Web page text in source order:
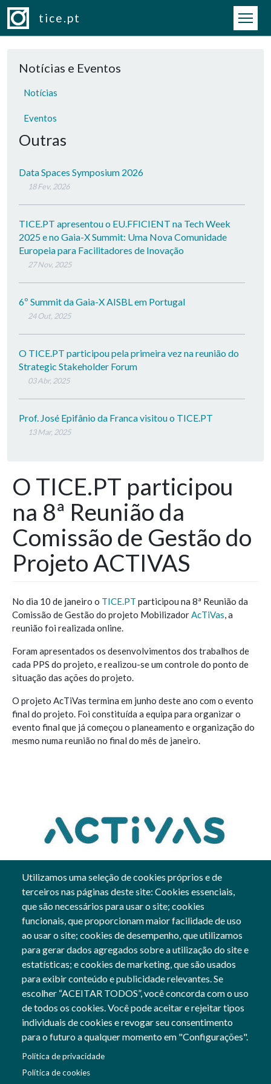
Passar para o conteúdo principal
tice.pt
Notícias e Eventos
Notícias
Eventos
Outras
Data Spaces Symposium 2026
18 Fev, 2026
TICE.PT apresentou o EU.FFICIENT na Tech Week
2025 e no Gaia-X Summit: Uma Nova Comunidade
Europeia para Facilitadores de Inovação
27 Nov, 2025
6º Summit da Gaia-X AISBL em Portugal
24 Out, 2025
O TICE.PT participou pela primeira vez na reunião do
Strategic Stakeholder Forum
03 Abr, 2025
Prof. José Epifânio da Franca visitou o TICE.PT
13 Mar, 2025
O TICE.PT participou
na 8ª Reunião da
Comissão de Gestão do
Projeto ACTIVAS
No dia 10 de janeiro o TICE.PT participou na 8ª Reunião da
Comissão de Gestão do projeto Mobilizador AcTiVas , a
reunião foi realizada online.
Foram apresentados os desenvolvimentos dos trabalhos de
cada PPS do projeto, e realizou-se um controle do ponto de
situação das ações do projeto.
O projeto AcTiVas termina em junho deste ano com o evento
final do projeto. Foi constituída a equipa para organizar o
evento final que já começou o planeamento e organização do
mesmo numa reunião no final do mês de janeiro.
10 Jan, 2023
Gerais
Siga-nos
Utilizamos uma seleção de cookies próprios e de
terceiros nas páginas deste site: Cookies essenciais,
que são necessários para usar o site; cookies
funcionais, que proporcionam maior facilidade de uso
ao usar o site; cookies de desempenho, que utilizamos
para gerar dados agregados sobre a utilização do site e
estatísticas; e cookies de marketing, que são usados
para exibir conteúdo e publicidade relevantes. Se
escolher “ACEITAR TODOS”, você concorda com o uso
de todos os cookies. Você pode aceitar e rejeitar tipos
individuais de cookies e revogar seu consentimento
para o futuro a qualquer momento em "Configurações".
Política de privacidade
Política de cookies
Social Networks
Cofinanciado por:
Imagem